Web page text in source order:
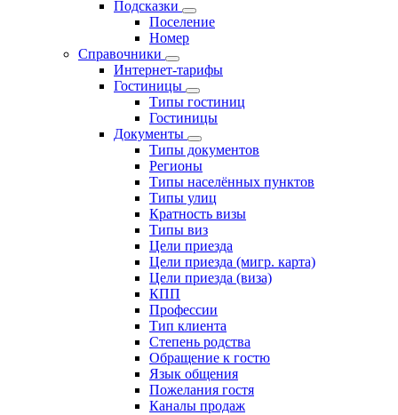
Подсказки
Поселение
Номер
Справочники
Интернет-тарифы
Гостиницы
Типы гостиниц
Гостиницы
Документы
Типы документов
Регионы
Типы населённых пунктов
Типы улиц
Кратность визы
Типы виз
Цели приезда
Цели приезда (мигр. карта)
Цели приезда (виза)
КПП
Профессии
Тип клиента
Степень родства
Обращение к гостю
Язык общения
Пожелания гостя
Каналы продаж